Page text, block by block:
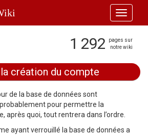
Toggle
1 292
pages sur
notre wiki
création du compte
de la base de données sont
pour permettre la
après quoi, tout rentrera dans l’ordre.
ayant verrouillé la base de données a